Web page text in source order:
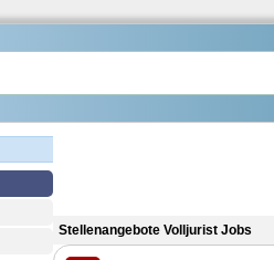
Stellenangebote Volljurist Jobs